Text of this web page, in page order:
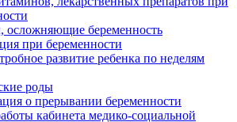
осложняющие беременность
при беременности
развитие ребенка по неделям
роды
о прерывании беременности
кабинета медико-социальной